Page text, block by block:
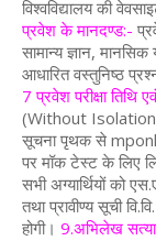
विश्वविद्यालय की
प्रवेश के मानदण्ड:-
सामान्य ज्ञान, मानसिक
आधारित वस्तुनिष्ठ
7 प्रवेश परीक्षा तिथि
(Without Isolation)
सूचना पृथक से
पर मॉक टेस्ट के लिए
सभी अग्यार्थियों को
तथा प्रावीण्य सूची
होगी। 9.अभिलेख